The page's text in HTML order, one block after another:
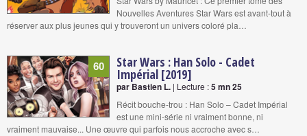
Nouvelles Aventures Star Wars est avant-tout à
réserver aux plus jeunes qui y trouveront un univers coloré pla…
60 Star Wars : Han Solo - Cadet
Impérial [2019]
par Bastien L. | Lecture :5 mn 25
Récit bouche-trou : Han Solo – Cadet Impérial
est une mini-série ni vraiment bonne, ni
vraiment mauvaise... Une œuvre qui parfois nous accroche avec s…